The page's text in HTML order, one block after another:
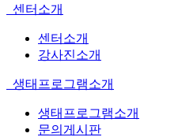
센터소개
센터소개
강사진소개
생태프로그램소개
생태프로그램소개
문의게시판